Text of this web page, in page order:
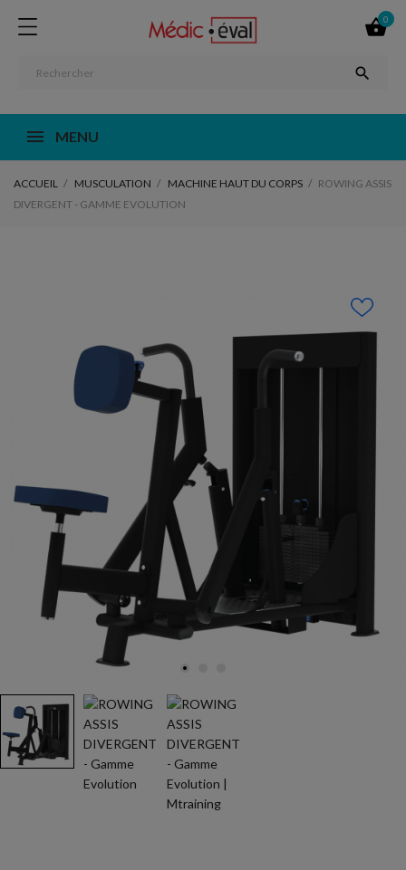

0

MENU
ACCUEIL MUSCULATION MACHINE HAUT DU CORPS
ROWING ASSIS
DIVERGENT - GAMME EVOLUTION